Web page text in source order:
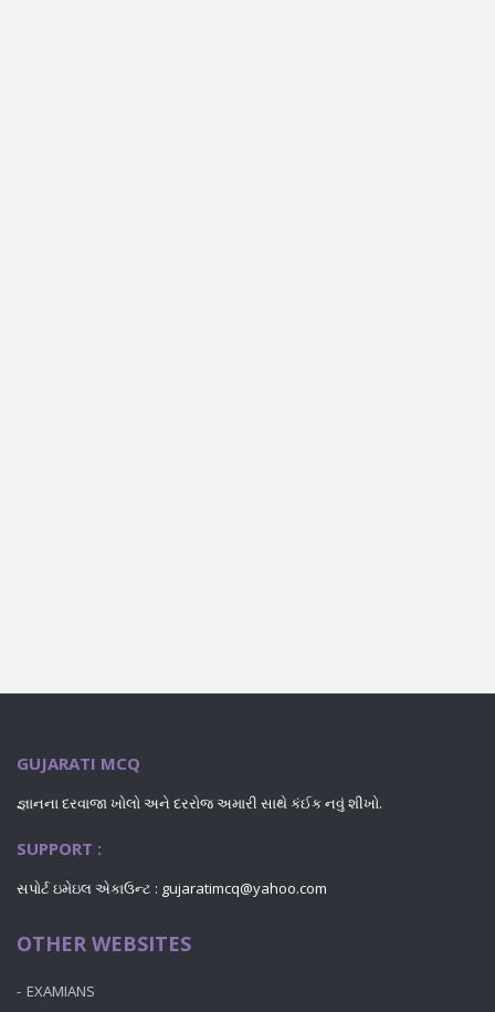
GUJARATI MCQ
જ્ઞાનના દરવાજા ખોલો અને દરરોજ અમારી સાથે કંઈક નવું શીખો.
SUPPORT :
સપોર્ટ ઇમેઇલ એકાઉન્ટ : gujaratimcq@yahoo.com
OTHER WEBSITES
EXAMIANS